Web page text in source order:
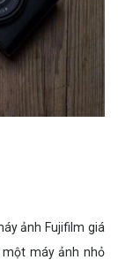
ảnh Fujifilm giá
một máy ảnh nhỏ